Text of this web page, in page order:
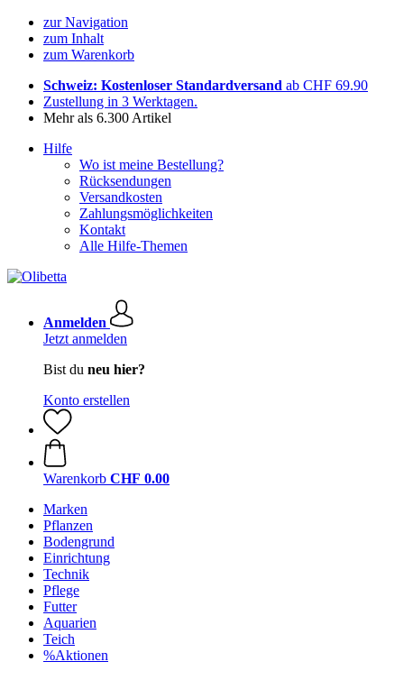
zur Navigation
zum Inhalt
zum Warenkorb
Schweiz: Kostenloser Standardversand ab CHF 69.90
Zustellung in 3 Werktagen.
Mehr als 6.300 Artikel
Hilfe
Wo ist meine Bestellung?
Rücksendungen
Versandkosten
Zahlungsmöglichkeiten
Kontakt
Alle Hilfe-Themen
Anmelden
Jetzt anmelden
Bist du neu hier?
Konto erstellen
Warenkorb CHF 0.00
Marken
Pflanzen
Bodengrund
Einrichtung
Technik
Pflege
Futter
Aquarien
Teich
%Aktionen